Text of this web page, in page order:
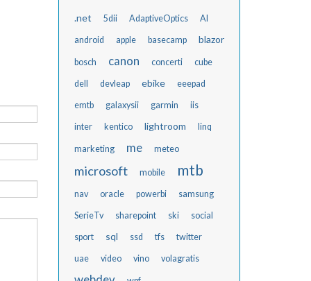
.net 5dii AdaptiveOptics AI
android apple basecamp blazor
bosch canon concerti cube
dell devleap ebike eeepad
emtb galaxysii garmin iis
inter kentico lightroom linq
marketing me meteo
microsoft mobile mtb
nav oracle powerbi samsung
SerieTv sharepoint ski social
sport sql ssd tfs twitter
uae video vino volagratis